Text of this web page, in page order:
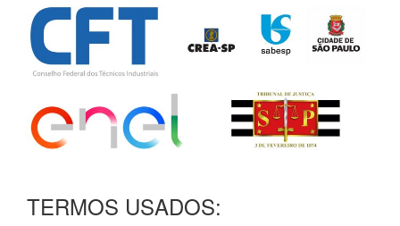
TERMOS USADOS: